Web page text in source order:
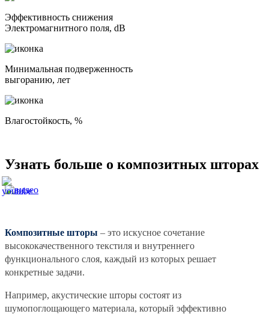
Эффективность снижения
Электромагнитного поля, dB
Минимальная подверженность
выгоранию, лет
Влагостойкость, %
Узнать больше о композитных шторах
Композитные шторы – это искусное сочетание
высококачественного текстиля и внутреннего
функционального слоя, каждый из которых решает
конкретные задачи.
Например, акустические шторы состоят из
шумопоглощающего материала, который эффективно